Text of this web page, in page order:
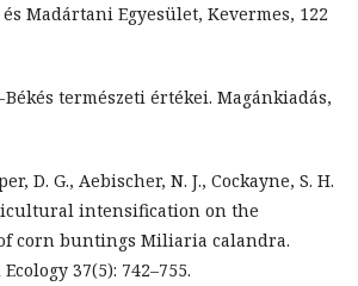
Madártani Egyesület, Kevermes, 122
Békés természeti értékei. Magánkiadás,
D. G., Aebischer, N. J., Cockayne, S. H.
intensification on the
corn buntings Miliaria calandra.
37(5): 742–755.